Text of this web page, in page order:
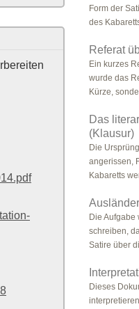
Form der
des
Referat
Ein kurzes
wurde das
Kürze,
Das
(Klausur)
Die
angerissen,
Kabaretts
Die Aufgabe
schreiben,
Satire über
Dieses